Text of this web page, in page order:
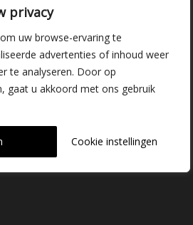
privacy
uw browse-ervaring te
advertenties of inhoud weer
te analyseren. Door op
gaat u akkoord met ons gebruik
Cookie instellingen